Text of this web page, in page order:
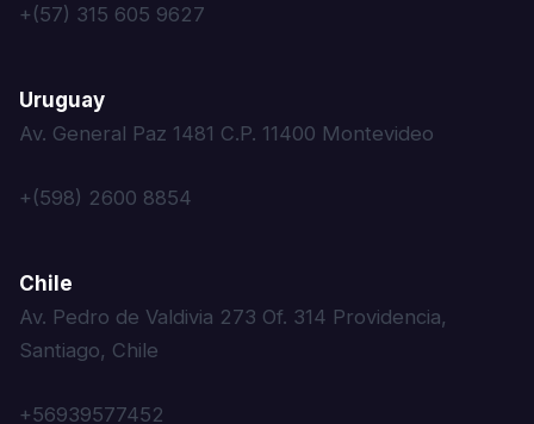
+(57) 315 605 9627
Uruguay
Av. General Paz 1481 C.P. 11400 Montevideo
+(598) 2600 8854
Chile
Av. Pedro de Valdivia 273 Of. 314 Providencia,
Santiago, Chile
+56939577452‬